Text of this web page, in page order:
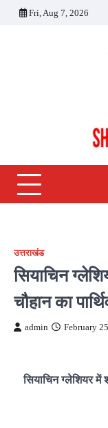
Fri, Aug 7, 2026
उत्तराखंड
सियाचिन
चौहान का
admin February
सियाचिन ग्लेशियर में